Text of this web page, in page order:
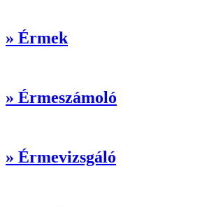
» Érmek
» Érmeszámoló
» Érmevizsgáló